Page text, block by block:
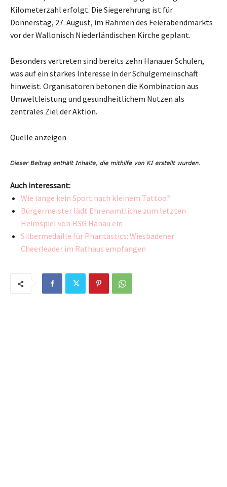
Kilometerzahl erfolgt. Die Siegerehrung ist für
Donnerstag, 27. August, im Rahmen des Feierabendmarkts
vor der Wallonisch Niederländischen Kirche geplant.
Besonders vertreten sind bereits zehn Hanauer Schulen,
was auf ein starkes Interesse in der Schulgemeinschaft
hinweist. Organisatoren betonen die Kombination aus
Umweltleistung und gesundheitlichem Nutzen als
zentrales Ziel der Aktion.
Quelle anzeigen
Auch interessant:
Wie lange kein Sport nach kleinem Tattoo?
Bürgermeister lädt Ehrenamtliche zum letzten
Heimspiel von HSG Hanau ein
Silbermedaille für Phantastics: Wiesbadener
Cheerleader im Rathaus empfangen